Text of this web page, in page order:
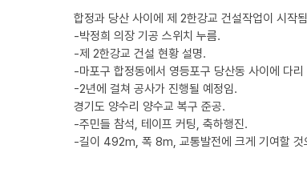
합정과 당산 사이에 제 2한강교 건설작업이 시작
-박정희 의장 기공 스위치 누름.
-제 2한강교 건설 현황 설명.
-마포구 합정동에서 영등포구 당산동 사이에 다
-2년에 걸쳐 공사가 진행될 예정임.
경기도 양수리 양수교 복구 준공.
-주민들 참석, 테이프 커팅, 축하행진.
-길이 492m, 폭 8m, 교통발전에 크게 기여할 것